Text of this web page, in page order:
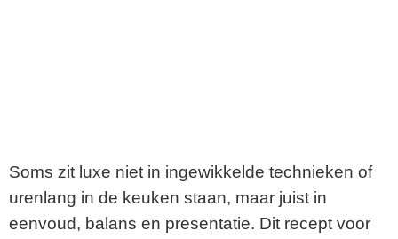
Soms zit luxe niet in ingewikkelde technieken of
urenlang in de keuken staan, maar juist in
eenvoud, balans en presentatie. Dit recept voor